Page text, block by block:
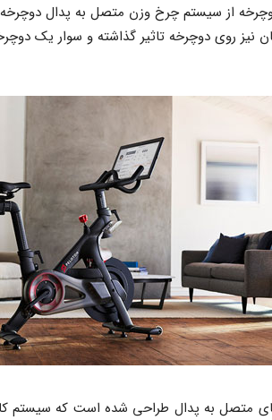
از سیستم چرخ وزن متصل به پدال
نیز روی دوچرخه تاثیر گذاشته و سوار یک
متصل به پدال طراحی شده است که سیستم